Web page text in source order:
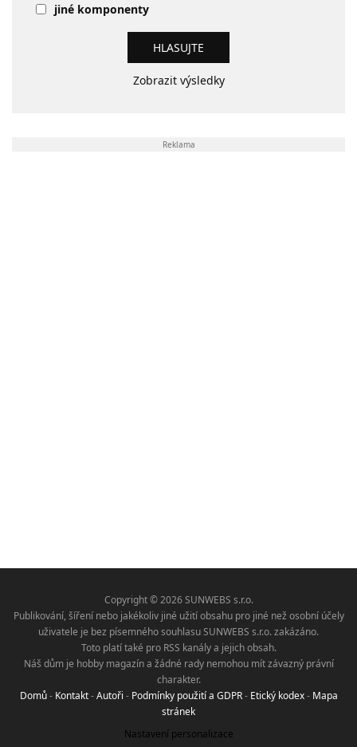
jiné komponenty
Zobrazit výsledky
Reklama
Copyright © 2026 SUNWEBS s.r.o.
Publikování, šíření nebo jakékoliv jiné užití obsahu pro jiné než osobní účely
uživatele je bez písemného souhlasu SUNWEBS s.r.o. zakázáno.
Toto platí také pro RSS kanály a jejich obsah.
Náš dům je hobby magazín a žádné rady nemohou mít závazný právní
charakter.
Domů- Kontakt-Autoři - Podmínky použití a GDPR- Etický kodex- Mapa
stránek
Nastavení personalizace